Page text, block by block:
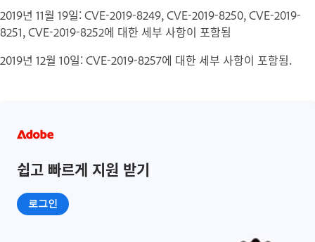
2019년 11월 19일: CVE-2019-8249, CVE-2019-8250, CVE-2019-
8251, CVE-2019-8252에 대한 세부 사항이 포함됨
2019년 12월 10일: CVE-2019-8257에 대한 세부 사항이 포함됨.
쉽고 빠르게 지원 받기
로그인